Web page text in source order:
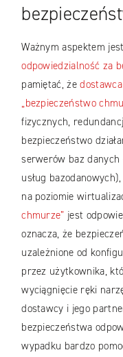
Ważnym aspektem
odpowiedzialność za
pamiętać, że
„bezpieczeństwo
fizycznych,
bezpieczeństwo
serwerów baz danych
usług
na poziomie
chmurze” jest
oznacza, że
uzależnione od
przez użytkownika,
wyciągnięcie ręki
dostawcy i jego
bezpieczeństwa
wypadku bardzo